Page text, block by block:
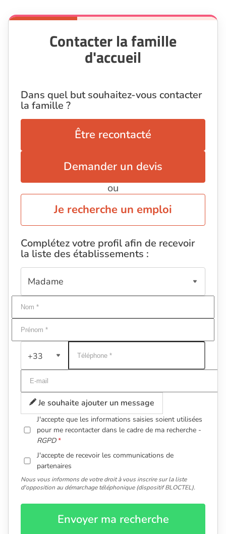
Contacter la famille
d'accueil
Dans quel but souhaitez-vous contacter
la famille ?
Être recontacté
Demander un devis
ou
Je recherche un emploi
Complétez votre profil afin de recevoir
la liste des établissements :
+33
Je souhaite ajouter un message
J'accepte que les informations saisies soient utilisées
pour me recontacter dans le cadre de ma recherche -
RGPD
J'accepte de recevoir les communications de
partenaires
Nous vous informons de votre droit à vous inscrire sur la liste
d'opposition au démarchage téléphonique (dispositif BLOCTEL).
Envoyer ma recherche